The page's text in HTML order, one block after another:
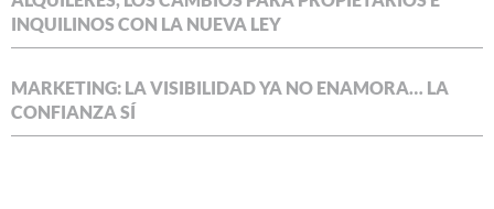
INQUILINOS CON LA NUEVA LEY
MARKETING: LA VISIBILIDAD YA NO ENAMORA… LA
CONFIANZA SÍ